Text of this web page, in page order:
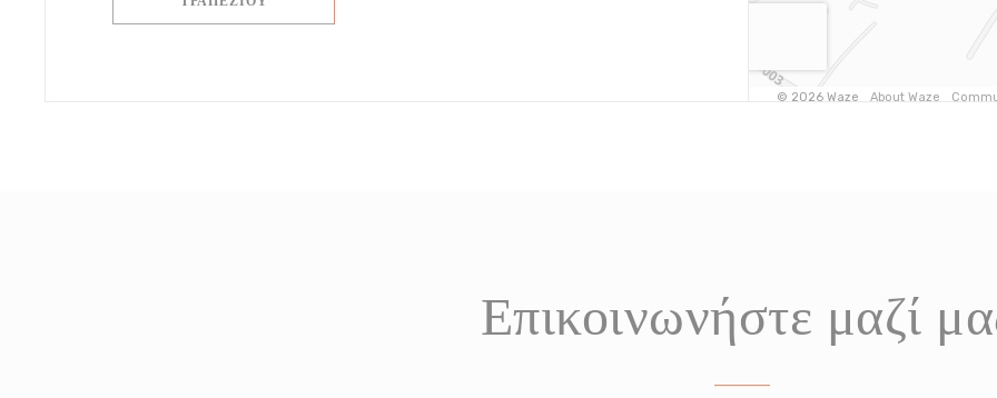
Επικοινωνήστε μαζί